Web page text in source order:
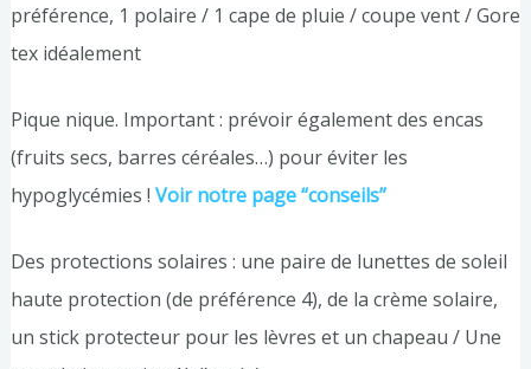
préférence, 1 polaire / 1 cape de pluie / coupe vent / Gore
tex idéalement
Pique nique. Important : prévoir également des encas
(fruits secs, barres céréales…) pour éviter les
hypoglycémies ! Voir notre page “conseils”
Des protections solaires : une paire de lunettes de soleil
haute protection (de préférence 4), de la crème solaire,
un stick protecteur pour les lèvres et un chapeau / Une